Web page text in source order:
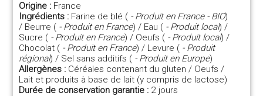
Origine : France
Ingrédients : Farine de blé ( - Produit en France - BIO)
/ Beurre ( - Produit en France) / Eau ( - Produit local) /
Sucre ( - Produit en France) / Oeufs ( - Produit local) /
Chocolat ( - Produit en France) / Levure ( - Produit
régional) / Sel sans additifs ( - Produit en Europe)
Allergènes : Céréales contenant du gluten / Oeufs /
Lait et produits à base de lait (y compris de lactose)
Durée de conservation garantie : 2 jours